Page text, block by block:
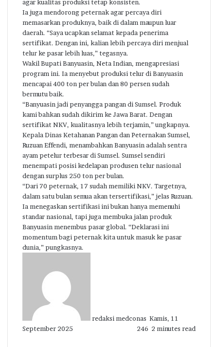
agar kualitas produksi tetap konsisten.
Ia juga mendorong peternak agar percaya diri
memasarkan produknya, baik di dalam maupun luar
daerah. “Saya ucapkan selamat kepada penerima
sertifikat. Dengan ini, kalian lebih percaya diri menjual
telur ke pasar lebih luas,” tegasnya.
Wakil Bupati Banyuasin, Neta Indian, mengapresiasi
program ini. Ia menyebut produksi telur di Banyuasin
mencapai 400 ton per bulan dan 80 persen sudah
bermutu baik.
“Banyuasin jadi penyangga pangan di Sumsel. Produk
kami bahkan sudah dikirim ke Jawa Barat. Dengan
sertifikat NKV, kualitasnya lebih terjamin,” ungkapnya.
Kepala Dinas Ketahanan Pangan dan Peternakan Sumsel,
Ruzuan Effendi, menambahkan Banyuasin adalah sentra
ayam petelur terbesar di Sumsel. Sumsel sendiri
menempati posisi kedelapan produsen telur nasional
dengan surplus 250 ton per bulan.
“Dari 70 peternak, 17 sudah memiliki NKV. Targetnya,
dalam satu bulan semua akan tersertifikasi,” jelas Ruzuan.
Ia menegaskan sertifikasi ini bukan hanya memenuhi
standar nasional, tapi juga membuka jalan produk
Banyuasin menembus pasar global. “Deklarasi ini
momentum bagi peternak kita untuk masuk ke pasar
dunia,” pungkasnya.
redaksi medconas Kamis, 11
September 2025
246 2 minutes read